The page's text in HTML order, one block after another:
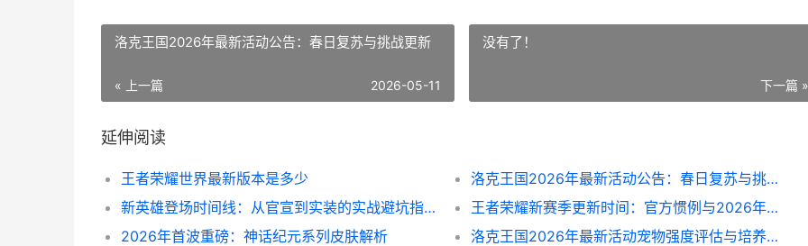
洛克王国2026年最新活动公告：春日复苏与挑战更新
« 上一篇 2026-05-11
没有了！
下一篇 »
延伸阅读
王者荣耀世界最新版本是多少
洛克王国2026年最新活动公告：春日复苏与挑战更新
新英雄登场时间线：从官宣到实装的实战避坑指南
王者荣耀新赛季更新时间：官方惯例与2026年具体节点推测
2026年首波重磅：神话纪元系列皮肤解析
洛克王国2026年最新活动宠物强度评估与培养指南